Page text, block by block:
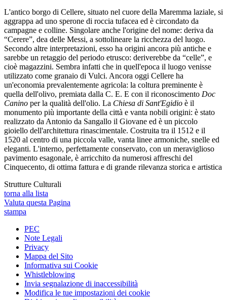
L'antico borgo di Cellere, situato nel cuore della Maremma laziale, si
aggrappa ad uno sperone di roccia tufacea ed è circondato da
campagne e colline. Singolare anche l'origine del nome: deriva da
“Cerere”, dea delle Messi, a sottolineare la ricchezza del luogo.
Secondo altre interpretazioni, esso ha origini ancora più antiche e
sarebbe un retaggio del periodo etrusco: deriverebbe da “celle”, e
cioè magazzini. Sembra infatti che in quell'epoca il luogo venisse
utilizzato come granaio di Vulci. Ancora oggi Cellere ha
un'economia prevalentemente agricola: la coltura preminente è
quella dell'olivo, premiata dalla C. E. E con il riconoscimento Doc
Canino per la qualità dell'olio. La Chiesa di Sant'Egidio è il
monumento più importante della città e vanta nobili origini: è stato
realizzato da Antonio da Sangallo il Giovane ed è un piccolo
gioiello dell'architettura rinascimentale. Costruita tra il 1512 e il
1520 al centro di una piccola valle, vanta linee armoniche, snelle ed
eleganti. L'interno, perfettamente conservato, con un meraviglioso
pavimento esagonale, è arricchito da numerosi affreschi del
Cinquecento, di ottima fattura e di grande rilevanza storica e artistica
Strutture Culturali
torna alla lista
Valuta questa Pagina
stampa
PEC
Note Legali
Privacy
Mappa del Sito
Informativa sui Cookie
Whistleblowing
Invia segnalazione di inaccessibilità
Modifica le tue impostazioni dei cookie